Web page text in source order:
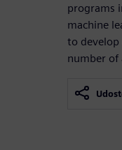
programs
machine
to
number of